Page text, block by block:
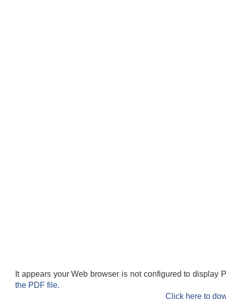
It appears your Web browser is not configured to display
the PDF file.
Click here to